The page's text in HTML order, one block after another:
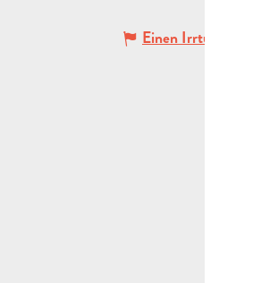
Einen Irrtum